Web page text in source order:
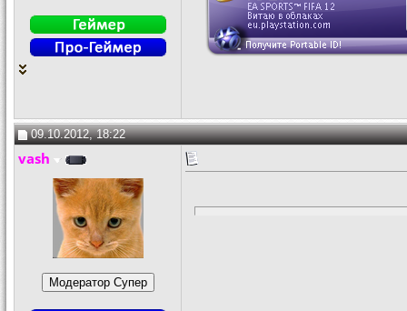
09.10.2012, 18:22
vash